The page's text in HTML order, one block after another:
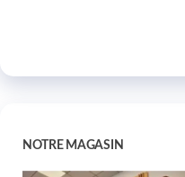
NOTRE MAGASIN